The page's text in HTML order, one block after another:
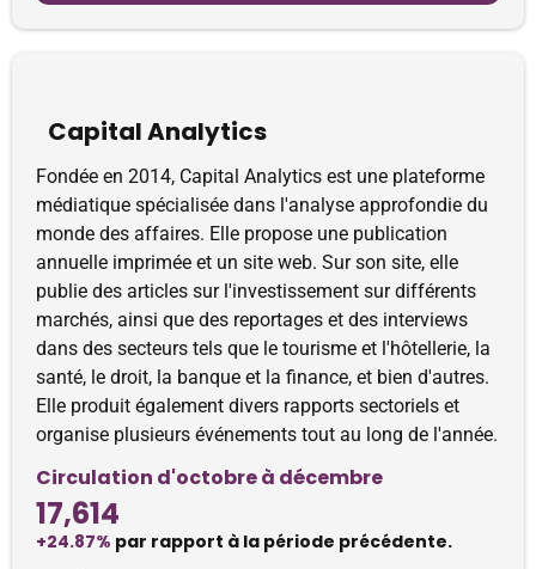
Capital Analytics
Fondée en 2014, Capital Analytics est une plateforme
médiatique spécialisée dans l'analyse approfondie du
monde des affaires. Elle propose une publication
annuelle imprimée et un site web. Sur son site, elle
publie des articles sur l'investissement sur différents
marchés, ainsi que des reportages et des interviews
dans des secteurs tels que le tourisme et l'hôtellerie, la
santé, le droit, la banque et la finance, et bien d'autres.
Elle produit également divers rapports sectoriels et
organise plusieurs événements tout au long de l'année.
Circulation d'octobre à décembre
17,614
+24.87% par rapport à la période précédente.